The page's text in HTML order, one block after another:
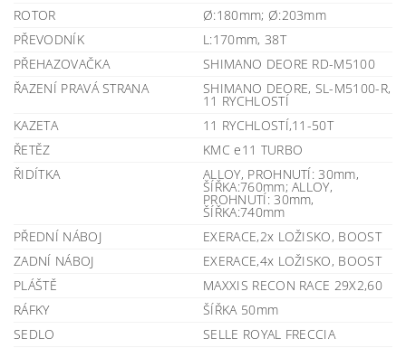
ROTOR
Ø:180mm; Ø:203mm
PŘEVODNÍK
L:170mm, 38T
PŘEHAZOVAČKA
SHIMANO DEORE RD-M5100
ŘAZENÍ PRAVÁ STRANA
SHIMANO DEORE, SL-M5100-R,
11 RYCHLOSTÍ
KAZETA
11 RYCHLOSTÍ,11-50T
ŘETĚZ
KMC e11 TURBO
ŘIDÍTKA
ALLOY, PROHNUTÍ: 30mm,
ŠÍŘKA:760mm; ALLOY,
PROHNUTÍ: 30mm,
ŠÍŘKA:740mm
PŘEDNÍ NÁBOJ
EXERACE,2x LOŽISKO, BOOST
ZADNÍ NÁBOJ
EXERACE,4x LOŽISKO, BOOST
PLÁŠTĚ
MAXXIS RECON RACE 29X2,60
RÁFKY
ŠÍŘKA 50mm
SEDLO
SELLE ROYAL FRECCIA